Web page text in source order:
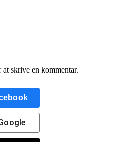
at skrive en kommentar.